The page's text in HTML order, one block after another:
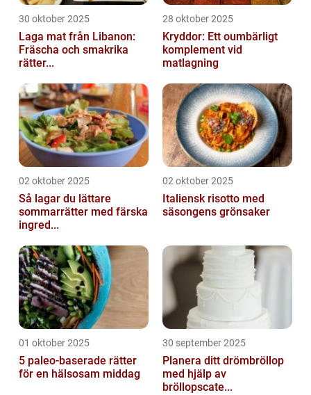
30 oktober 2025
Laga mat från Libanon:
Fräscha och smakrika
rätter...
28 oktober 2025
Kryddor: Ett oumbärligt
komplement vid
matlagning
02 oktober 2025
Så lagar du lättare
sommarrätter med färska
ingred...
02 oktober 2025
Italiensk risotto med
säsongens grönsaker
01 oktober 2025
5 paleo-baserade rätter
för en hälsosam middag
30 september 2025
Planera ditt drömbröllop
med hjälp av
bröllopscate...